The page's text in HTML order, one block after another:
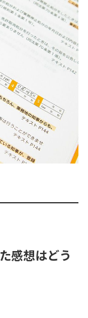
感想はどう